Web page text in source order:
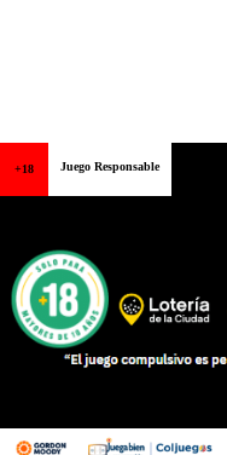
+18 Juego Responsable